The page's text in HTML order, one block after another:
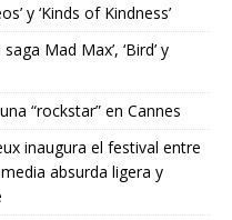
y ‘Kinds of Kindness’
Mad Max’, ‘Bird’ y
“rockstar” en Cannes
inaugura el festival entre
absurda ligera y